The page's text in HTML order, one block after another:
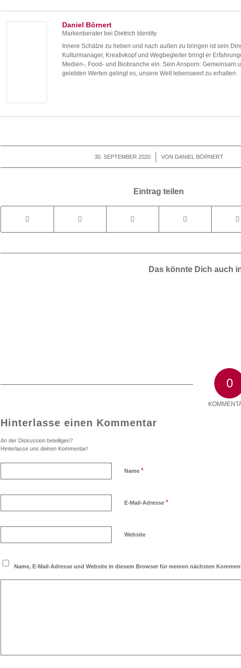
Daniel Börnert
Markenberaterbei Dietrich Identity
Innere Schätze zu heben und nach außen zu bringen ist sein
Kulturmanager, Kreativkopf und Wegbegleiter bringt er
Medien-, Food- und Biobranche ein. Sein Ansporn: Gemeinsam
gelebten Werten gelingt es, unsere Welt lebenswert zu erhalten.
30. SEPTEMBER 2020
/ VON DANIEL BÖRNERT
Eintrag teilen
Das könnte Dich auch
0
Hinterlasse einen Kommentar
An der Diskussion beteiligen?
Hinterlasse uns deinen Kommentar!
Name *
E-Mail-Adresse *
Website
Name, E-Mail-Adresse und Website in diesem Browser für meinen nächsten